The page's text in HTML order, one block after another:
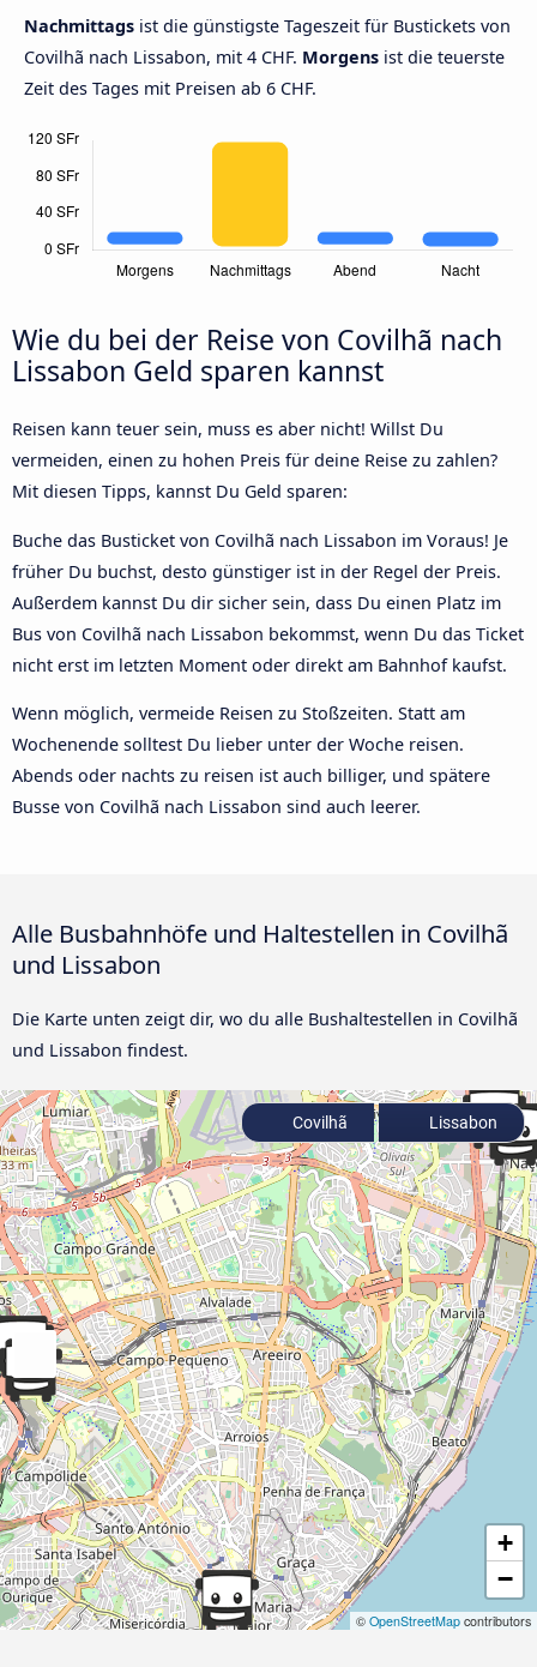
Nachmittags ist die günstigste Tageszeit für Bustickets von
Covilhã nach Lissabon, mit 4 CHF. Morgens ist die teuerste
Zeit des Tages mit Preisen ab 6 CHF.
Wie du bei der Reise von Covilhã nach
Lissabon Geld sparen kannst
Reisen kann teuer sein, muss es aber nicht! Willst Du
vermeiden, einen zu hohen Preis für deine Reise zu zahlen?
Mit diesen Tipps, kannst Du Geld sparen:
Buche das Busticket von Covilhã nach Lissabon im Voraus! Je
früher Du buchst, desto günstiger ist in der Regel der Preis.
Außerdem kannst Du dir sicher sein, dass Du einen Platz im
Bus von Covilhã nach Lissabon bekommst, wenn Du das Ticket
nicht erst im letzten Moment oder direkt am Bahnhof kaufst.
Wenn möglich, vermeide Reisen zu Stoßzeiten. Statt am
Wochenende solltest Du lieber unter der Woche reisen.
Abends oder nachts zu reisen ist auch billiger, und spätere
Busse von Covilhã nach Lissabon sind auch leerer.
Alle Busbahnhöfe und Haltestellen in Covilhã
und Lissabon
Die Karte unten zeigt dir, wo du alle Bushaltestellen in Covilhã
und Lissabon findest.
+
−
© OpenStreetMap contributors
Covilhã Lissabon